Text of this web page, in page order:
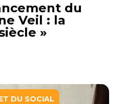
du
Veil : la
»
DU SOCIAL